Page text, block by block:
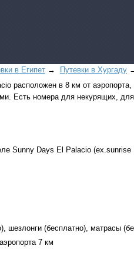
в Египет → Путевки в Xуpгaду
расположен в 8 км от
Есть номера для некурящих,
Sunny Days El Palacio (ex.sunrise
шезлонги (бесплатно), матрасы
7 км